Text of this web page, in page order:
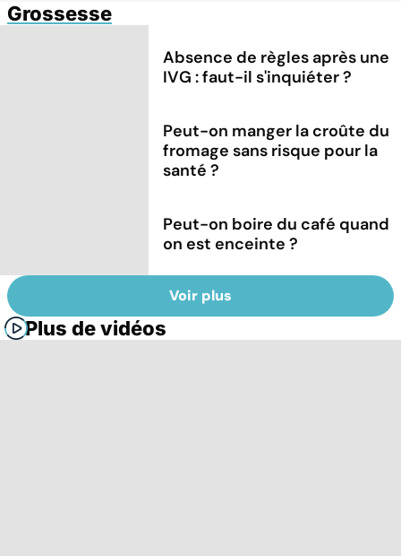
Grossesse
Absence de règles après une
IVG : faut-il s'inquiéter ?
Peut-on manger la croûte du
fromage sans risque pour la
santé ?
Peut-on boire du café quand
on est enceinte ?
Voir plus
Plus de vidéos